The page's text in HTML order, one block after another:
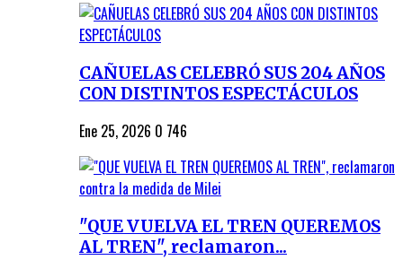
CAÑUELAS CELEBRÓ SUS 204 AÑOS
CON DISTINTOS ESPECTÁCULOS
Ene 25, 2026 0 746
"QUE VUELVA EL TREN QUEREMOS
AL TREN", reclamaron...